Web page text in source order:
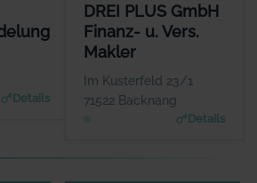
Details
DREI PLUS GmbH
Finanz- u. Vers.
Makler
Im Kusterfeld 23/1
71522 Backnang
Details
DREI PLUS GMBH FINANZ- U.
Herr